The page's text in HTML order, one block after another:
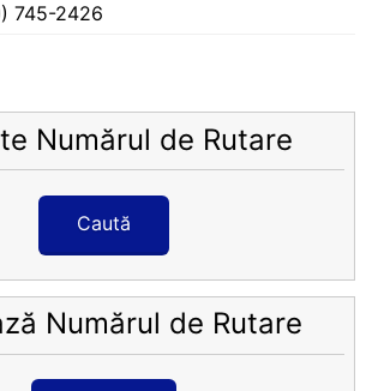
745-2426
Numărul de Rutare
Caută
Numărul de Rutare